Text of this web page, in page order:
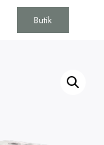
Butik